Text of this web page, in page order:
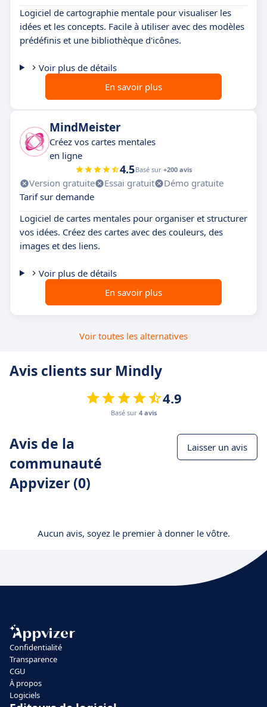
Logiciel de cartographie mentale pour visualiser les
idées et les concepts. Facile à utiliser avec des modèles
prédéfinis et une bibliothèque d'icônes.
Voir plus de détails
En savoir plus
MindMeister
Créez vos cartes mentales
en ligne
4.5Basé sur +200 avis
Version gratuite Essai gratuit
Démo gratuite
Tarif sur demande
Logiciel de cartes mentales pour organiser et structurer
vos idées. Créez des cartes avec des couleurs, des
images et des liens.
Voir plus de détails
En savoir plus
Voir toutes les alternatives
Avis clients sur Mindly
4.9
Basé sur 4 avis
Avis de la
communauté
Appvizer (0)
Laisser un avis
Aucun avis, soyez le premier à donner le vôtre.
Confidentialité
Transparence
CGU
À propos
Logiciels